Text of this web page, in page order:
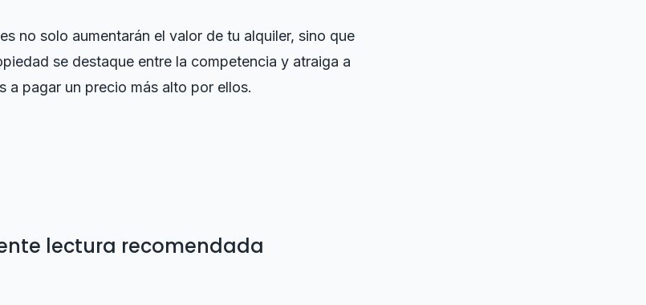
no solo aumentarán el valor de tu alquiler, sino que
se destaque entre la competencia y atraiga a
a pagar un precio más alto por ellos.
lectura recomendada